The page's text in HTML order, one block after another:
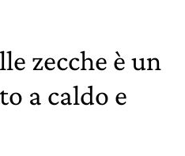
zecche è un
a caldo e